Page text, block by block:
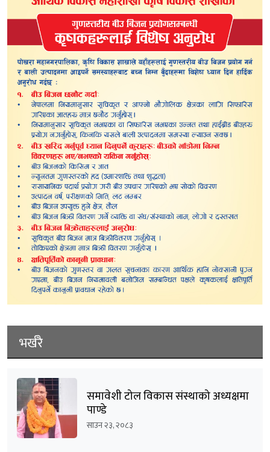
भर्खरै
समावेशी टोल विकास संस्थाको अध्यक्षमा
पाण्डे
साउन २३, २०८३